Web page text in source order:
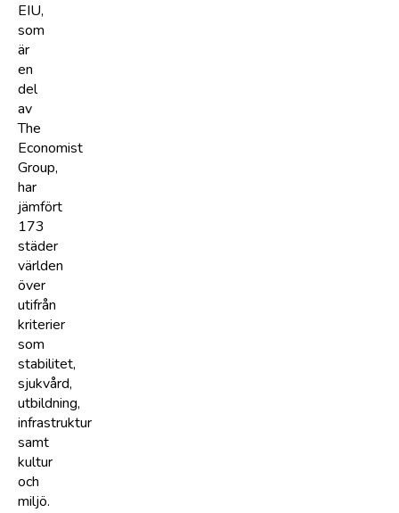
EIU,
som
är
en
del
av
The
Economist
Group,
har
jämfört
173
städer
världen
över
utifrån
kriterier
som
stabilitet,
sjukvård,
utbildning,
infrastruktur
samt
kultur
och
miljö.